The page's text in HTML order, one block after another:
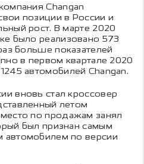
Changan
позиции в России и
рост. В марте 2020
было реализовано 573
больше показателей
в первом квартале 2020
автомобилей Changan.
вновь стал кроссовер
летом
по продажам занял
был признан самым
по версии